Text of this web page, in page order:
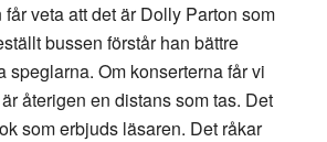
veta att det är Dolly Parton som
bussen förstår han bättre
speglarna. Om konserterna får vi
återigen en distans som tas. Det
som erbjuds läsaren. Det råkar